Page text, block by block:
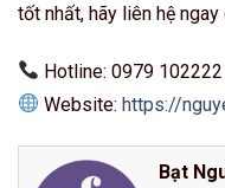
tốt nhất, hãy liên hệ
Hotline: 0979 102222
Website:https://
Bạt